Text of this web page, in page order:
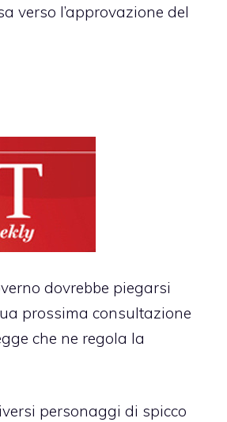
verso l’approvazione del
dovrebbe piegarsi
prossima consultazione
che ne regola la
personaggi di spicco